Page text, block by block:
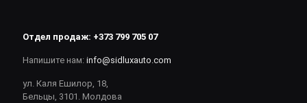
Отдел продаж: +373 799 705 07
Напишите нам: info@sidluxauto.com
ул. Каля Ешилор, 18,
Бельцы, 3101. Молдова